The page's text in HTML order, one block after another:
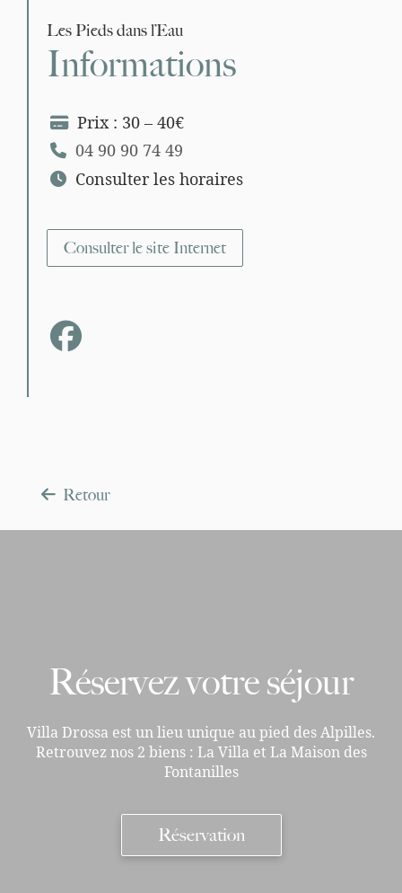
Les Pieds dans l’Eau
Informations
Prix : 30 – 40€
04 90 90 74 49
Consulter les horaires
Consulter le site Internet
Retour
Réservez votre séjour
Villa Drossa est un lieu unique au pied des Alpilles.
Retrouvez nos 2 biens : La Villa et La Maison des
Fontanilles
Réservation